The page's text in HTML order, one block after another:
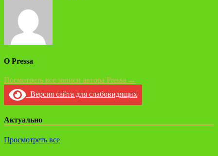
О Pressa
Посмотреть все записи автора Pressa →
Версия сайта для слабовидящих
Актуально
Просмотреть все